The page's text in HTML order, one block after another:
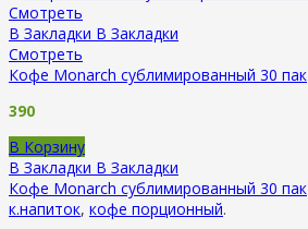
Смотреть
В Закладки В Закладки
Смотреть
Кофе Monarch сублимированный 30 пак
390
В Корзину
В Закладки В Закладки
Кофе Monarch сублимированный 30 пак
к.напиток, кофе порционный.